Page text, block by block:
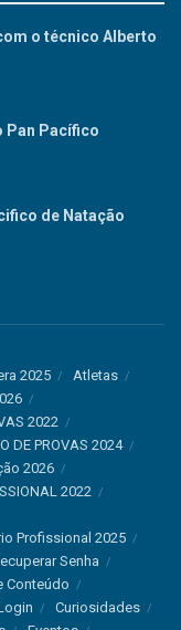
o técnico Alberto
Pan Pacífico
de Natação
2025
Atletas
2022
DE PROVAS 2024
2026
2022
Profissional 2025
Senha
Conteúdo
Curiosidades